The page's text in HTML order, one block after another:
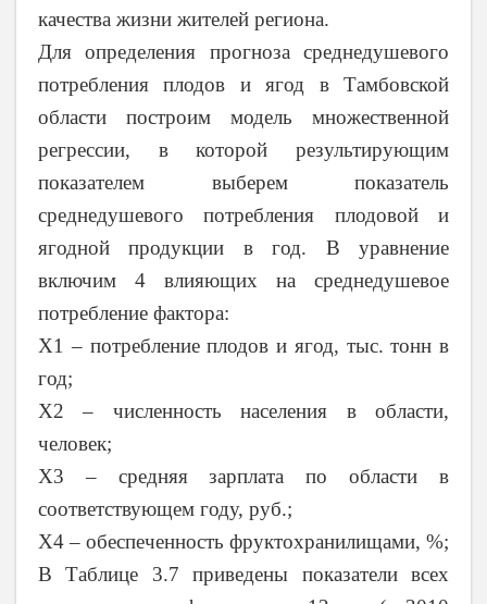
качества жизни жителей региона.
Для определения прогноза среднедушевого
потребления плодов и ягод в Тамбовской
области построим модель множественной
регрессии, в которой результирующим
показателем выберем показатель
среднедушевого потребления плодовой и
ягодной продукции в год. В уравнение
включим 4 влияющих на среднедушевое
потребление фактора:
Х1 – потребление плодов и ягод, тыс. тонн в
год;
Х2 – численность населения в области,
человек;
Х3 – средняя зарплата по области в
соответствующем году, руб.;
Х4 – обеспеченность фруктохранилищами, %;
В Таблице 3.7 приведены показатели всех